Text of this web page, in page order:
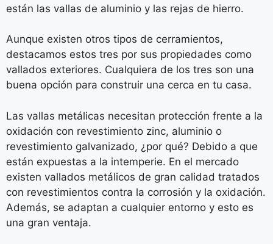
están las vallas de aluminio y las rejas de hierro.
Aunque existen otros tipos de cerramientos,
destacamos estos tres por sus propiedades como
vallados exteriores. Cualquiera de los tres son una
buena opción para construir una cerca en tu casa.
Las vallas metálicas necesitan protección frente a la
oxidación con revestimiento zinc, aluminio o
revestimiento galvanizado, ¿por qué? Debido a que
están expuestas a la intemperie. En el mercado
existen vallados metálicos de gran calidad tratados
con revestimientos contra la corrosión y la oxidación.
Además, se adaptan a cualquier entorno y esto es
una gran ventaja.